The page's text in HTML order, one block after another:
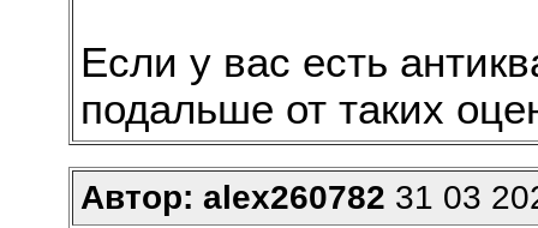
Если у вас есть
подальше от таких
Автор: alex260782 31 03